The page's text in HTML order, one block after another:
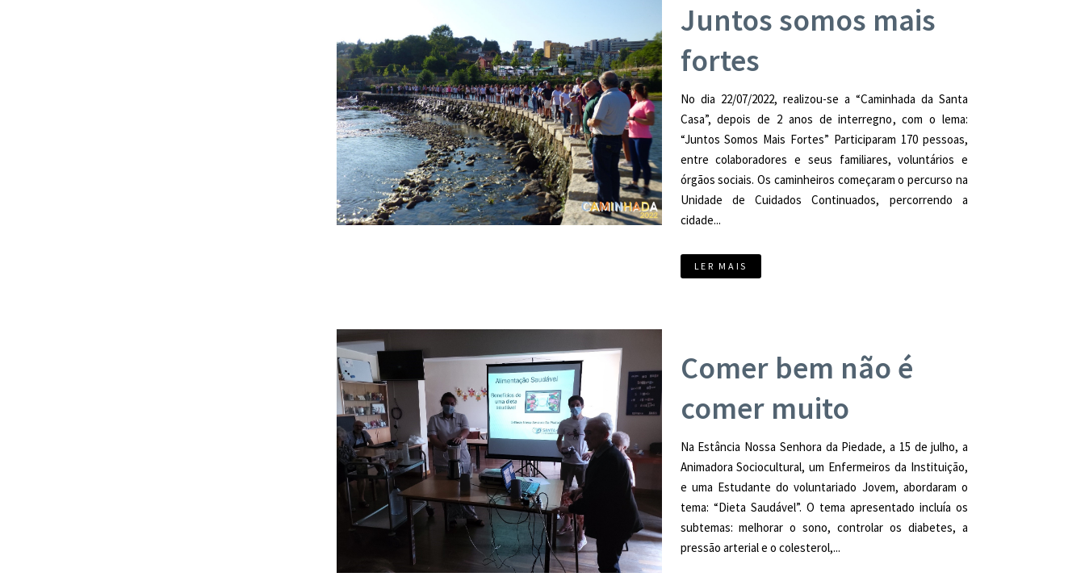
Juntos somos mais
fortes
No dia 22/07/2022, realizou-se a “Caminhada da Santa
Casa”, depois de 2 anos de interregno, com o lema:
“Juntos Somos Mais Fortes” Participaram 170 pessoas,
entre colaboradores e seus familiares, voluntários e
órgãos sociais. Os caminheiros começaram o percurso na
Unidade de Cuidados Continuados, percorrendo a
cidade...
LER MAIS
Comer bem não é
comer muito
Na Estância Nossa Senhora da Piedade, a 15 de julho, a
Animadora Sociocultural, um Enfermeiros da Instituição,
e uma Estudante do voluntariado Jovem, abordaram o
tema: “Dieta Saudável”. O tema apresentado incluía os
subtemas: melhorar o sono, controlar os diabetes, a
pressão arterial e o colesterol,...